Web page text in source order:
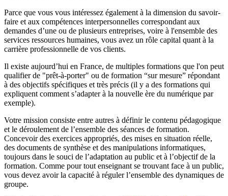
Parce que vous vous intéressez également à la dimension du savoir-
faire et aux compétences interpersonnelles correspondant aux
demandes d’une ou de plusieurs entreprises, voire à l'ensemble des
services ressources humaines, vous avez un rôle capital quant à la
carrière professionnelle de vos clients.
Il existe aujourd’hui en France, de multiples formations que l'on peut
qualifier de "prêt-à-porter" ou de formation “sur mesure” répondant
à des objectifs spécifiques et très précis (il y a des formations qui
expliquent comment s’adapter à la nouvelle ère du numérique par
exemple).
Votre mission consiste entre autres à définir le contenu pédagogique
et le déroulement de l’ensemble des séances de formation.
Concevoir des exercices appropriés, des mises en situation réelle,
des documents de synthèse et des manipulations informatiques,
toujours dans le souci de l’adaptation au public et à l’objectif de la
formation. Comme pour tout enseignant se trouvant face à un public,
vous devez avoir la capacité à réguler l’ensemble des dynamiques de
groupe.